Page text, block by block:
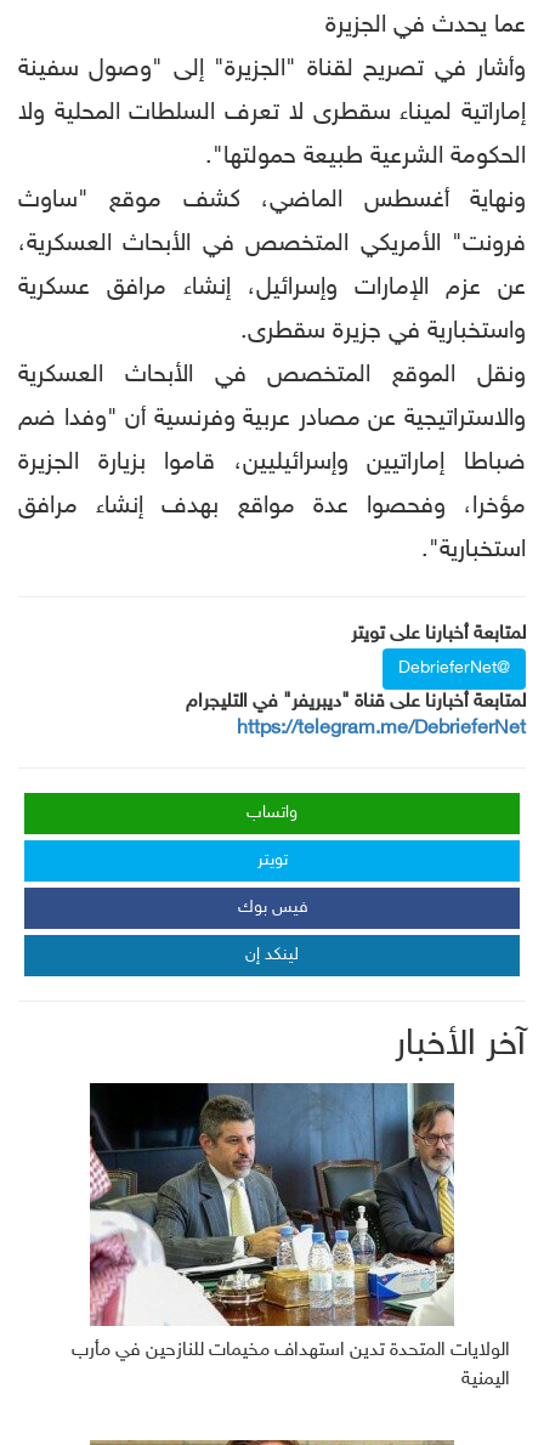
عما يحدث في الجزيرة
وأشار في تصريح لقناة "الجزيرة" إلى "وصول سفينة
إماراتية لميناء سقطرى لا تعرف السلطات المحلية ولا
الحكومة الشرعية طبيعة حمولتها".
ونهاية أغسطس الماضي، كشف موقع "ساوث
فرونت" الأمريكي المتخصص في الأبحاث العسكرية،
عن عزم الإمارات وإسرائيل، إنشاء مرافق عسكرية
واستخبارية في جزيرة سقطرى.
ونقل الموقع المتخصص في الأبحاث العسكرية
والاستراتيجية عن مصادر عربية وفرنسية أن "وفدا ضم
ضباطا إماراتيين وإسرائيليين، قاموا بزيارة الجزيرة
مؤخرا، وفحصوا عدة مواقع بهدف إنشاء مرافق
استخبارية".
لمتابعة أخبارنا على تويتر
@DebrieferNet
لمتابعة أخبارنا على قناة "ديبريفر" في التليجرام
https://telegram.me/DebrieferNet
واتساب
تويتر
فيس بوك
لينكد إن
آخر الأخبار
الولايات المتحدة تدين استهداف مخيمات للنازحين في مأرب
اليمنية